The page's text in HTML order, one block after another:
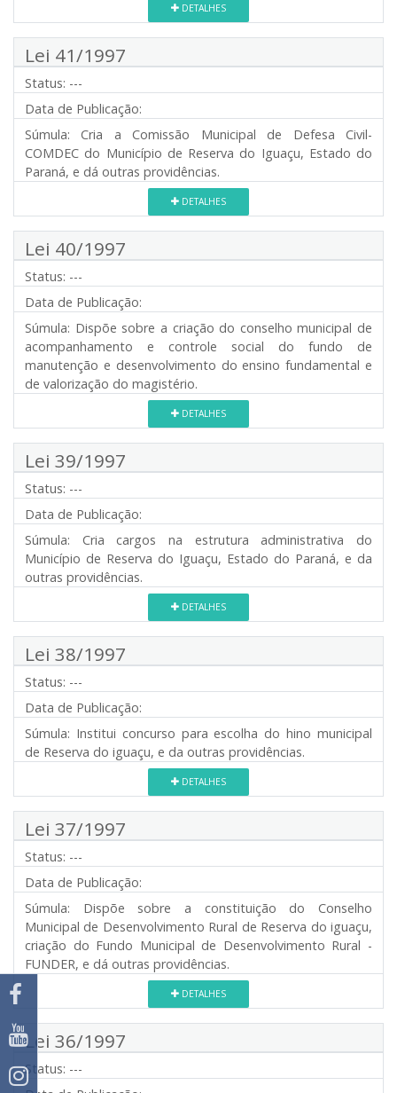
DETALHES
Lei 41/1997
Status: ---
Data de Publicação:
Súmula: Cria a Comissão Municipal de Defesa Civil-
COMDEC do Município de Reserva do Iguaçu, Estado do
Paraná, e dá outras providências.
DETALHES
Lei 40/1997
Status: ---
Data de Publicação:
Súmula: Dispõe sobre a criação do conselho municipal de
acompanhamento e controle social do fundo de
manutenção e desenvolvimento do ensino fundamental e
de valorização do magistério.
DETALHES
Lei 39/1997
Status: ---
Data de Publicação:
Súmula: Cria cargos na estrutura administrativa do
Município de Reserva do Iguaçu, Estado do Paraná, e da
outras providências.
DETALHES
Lei 38/1997
Status: ---
Data de Publicação:
Súmula: Institui concurso para escolha do hino municipal
de Reserva do iguaçu, e da outras providências.
DETALHES
Lei 37/1997
Status: ---
Data de Publicação:
Súmula: Dispõe sobre a constituição do Conselho
Municipal de Desenvolvimento Rural de Reserva do iguaçu,
criação do Fundo Municipal de Desenvolvimento Rural -
FUNDER, e dá outras providências.
DETALHES
Lei 36/1997
Status: ---